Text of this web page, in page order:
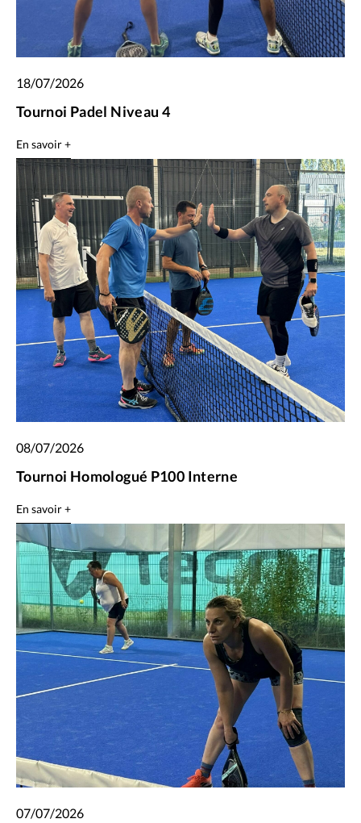
18/07/2026
Tournoi Padel Niveau 4
En savoir +
08/07/2026
Tournoi Homologué P100 Interne
En savoir +
07/07/2026